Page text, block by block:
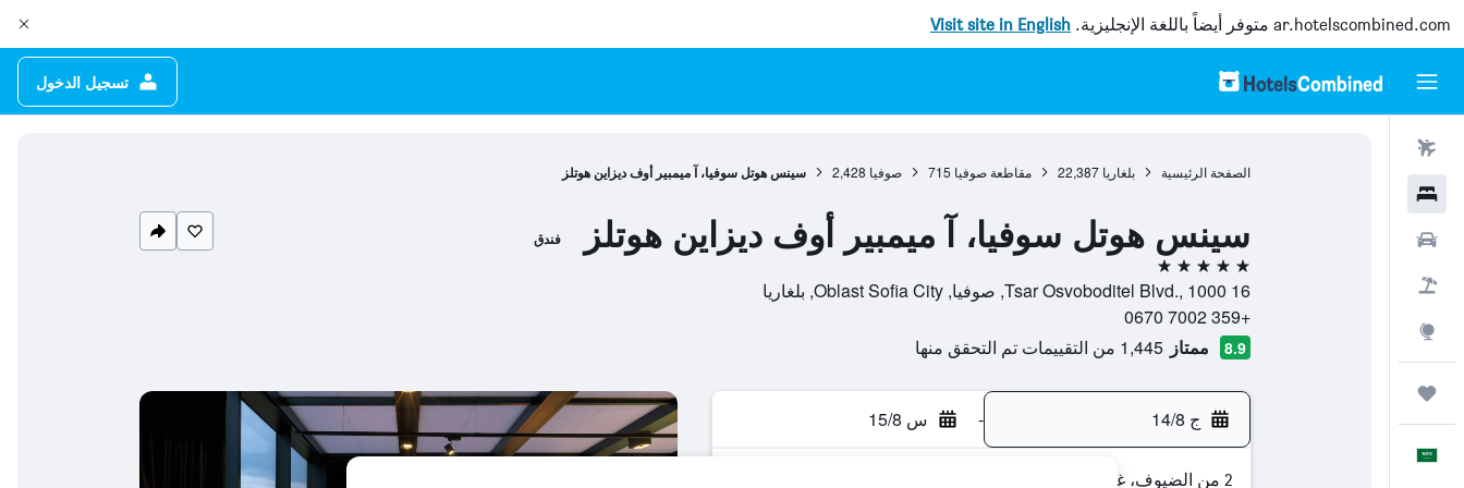
ar.hotelscombined.com متوفر أيضاً باللغة الإنجليزية. Visit site in English
تسجيل الدخول
الصفحة الرئيسية بلغاريا 22,387 مقاطعة صوفيا 715 صوفيا 2,428 سينس هوتل سوفيا، آ ميمبير أوف ديزاين هوتلز
سينس هوتل سوفيا، آ ميمبير أوف ديزاين هوتلز فندق
5 نجوم
16 Tsar Osvoboditel Blvd., 1000, صوفيا, Oblast Sofia City, بلغاريا
+359 7002 0670
8.9 ممتاز 1,445 من التقييمات تم التحقق منها
ج 14/8 - س 15/8
2 من الضيوف، غرفة واحدة